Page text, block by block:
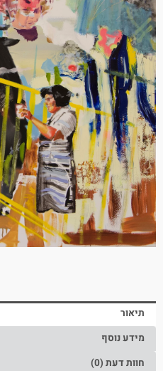
תיאור
מידע נוסף
חוות דעת (0)